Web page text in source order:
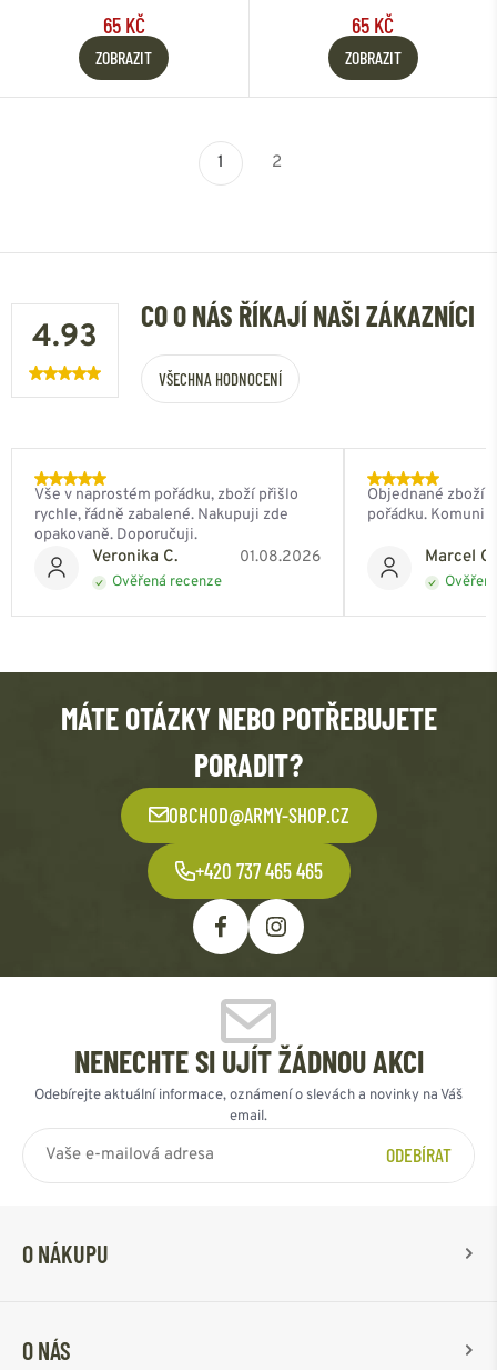
65 KČ
ZOBRAZIT
65 KČ
ZOBRAZIT
1 2
4.93
CO O NÁS ŘÍKAJÍ NAŠI ZÁKAZNÍCI
VŠECHNA HODNOCENÍ
Veronika C. 01.08.2026
Ověřená recenze
Vše v naprostém pořádku, zboží přišlo
rychle, řádně zabalené. Nakupuji zde
opakovaně. Doporučuji.
Marcel
Objednané zboží
pořádku.
MÁTE OTÁZKY NEBO POTŘEBUJETE
PORADIT?
OBCHOD@ARMY-SHOP.CZ
+420 737 465 465
NENECHTE SI UJÍT ŽÁDNOU AKCI
Odebírejte aktuální informace, oznámení o slevách a novinky na Váš
email.
ODEBÍRAT
O NÁKUPU
O NÁS